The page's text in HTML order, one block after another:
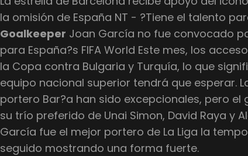
la omisión de España NT - ?Tiene el talento
Goalkeeper Joan García no fue convocado
para España?s FIFA World Este mes, los
la Copa contra Bulgaria y Turquía, lo que
equipo nacional superior tendrá que esperar.
portero Bar?a han sido excepcionales, pero el
su trío preferido de Unai Simon, David Raya y
García fue el mejor portero de La Liga la
seguido mostrando una forma fuerte.